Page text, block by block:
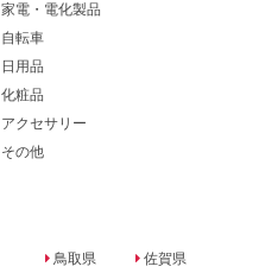
家電・電化製品
自転車
日用品
化粧品
アクセサリー
その他
鳥取県 佐賀県